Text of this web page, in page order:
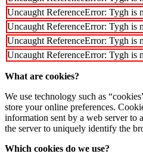
Uncaught ReferenceError: Tygh is
Uncaught ReferenceError: Tygh is
Uncaught ReferenceError: Tygh is
Uncaught ReferenceError: Tygh is
What are cookies?
We use technology such as
store your online preferences.
information sent by a web server to
the server to uniquely identify the
Which cookies do we use?